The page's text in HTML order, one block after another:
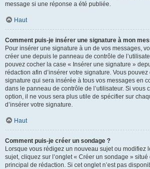
message si une réponse a été publiée.
Haut
Comment puis-je insérer une signature à mon
Pour insérer une signature à un de vos messages,
créer une depuis le panneau de contrôle de
pouvez cocher la case « Insérer une signature »
rédaction afin d’insérer votre signature. Vous
signature qui sera insérée à tous vos messages en
dans le panneau de contrôle de l’utilisateur. Si vous
option, il ne vous sera plus utile de spécifier sur
d’insérer votre signature.
Haut
Comment puis-je créer un sondage ?
Lorsque vous rédigez un nouveau sujet ou modifiez
sujet, cliquez sur l’onglet « Créer un sondage »
principal de rédaction. Si cet onglet n’est pas